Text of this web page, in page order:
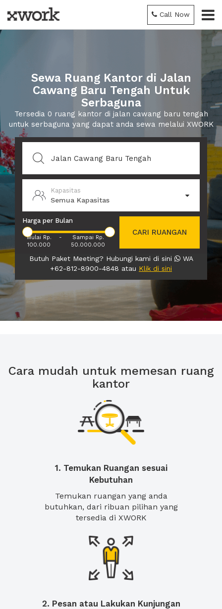
Call Now
Sewa Ruang Kantor di Jalan
Cawang Baru Tengah Untuk
Serbaguna
Tersedia 0 ruang kantor di jalan cawang baru tengah
untuk serbaguna yang dapat anda sewa melalui XWORK
Kapasitas
Semua Kapasitas
Harga per Bulan
Mulai Rp.
100.000
-
Sampai Rp.
50.000.000
CARI RUANGAN
Butuh Paket Meeting? Hubungi kami di sini
WA
+62-812-8900-4848 atau Klik di sini
Cara mudah untuk memesan ruang
kantor
1. Temukan Ruangan sesuai
Kebutuhan
Temukan ruangan yang anda
butuhkan, dari ribuan pilihan yang
tersedia di XWORK
2. Pesan atau Lakukan Kunjungan